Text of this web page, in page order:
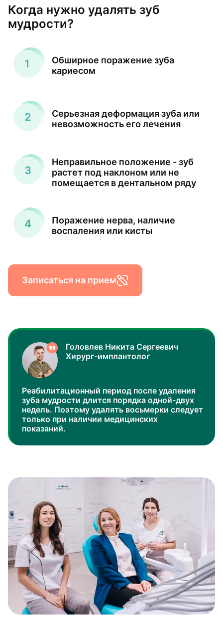
Когда нужно удалять зуб
мудрости?
Обширное поражение зуба
кариесом
Серьезная деформация зуба или
невозможность его лечения
Неправильное положение - зуб
растет под наклоном или не
помещается в дентальном ряду
Поражение нерва, наличие
воспаления или кисты
Записаться на прием
Головлев Никита Сергеевич
Хирург-имплантолог
Реабилитационный период после удаления
зуба мудрости длится порядка одной-двух
недель. Поэтому удалять восьмерки следует
только при наличии медицинских
показаний.